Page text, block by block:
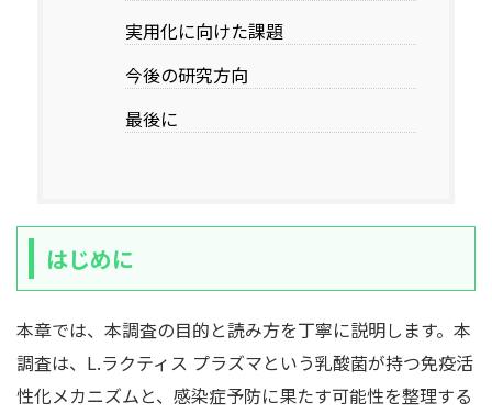
実用化に向けた課題
今後の研究方向
最後に
はじめに
本章では、本調査の目的と読み方を丁寧に説明します。本
調査は、L.ラクティス プラズマという乳酸菌が持つ免疫活
性化メカニズムと、感染症予防に果たす可能性を整理する